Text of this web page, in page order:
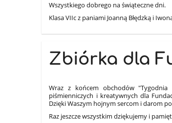
Wszystkiego dobrego na świąteczne dni.
Klasa VIIc z paniami Joanną Błędzką i
Zbiórka dla
Wraz z końcem obchodów "Tygodnia
piśmienniczych i kreatywnych dla
Dzięki Waszym hojnym sercom i darom
Raz jeszcze wszystkim dziękujemy i